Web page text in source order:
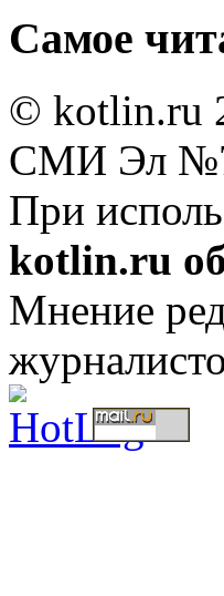
Самое
© kotlin.ru
СМИ Эл
При
kotlin.ru
Мнение